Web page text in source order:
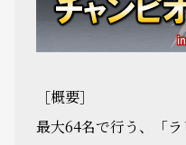
［概要］
最大64名で行う、「